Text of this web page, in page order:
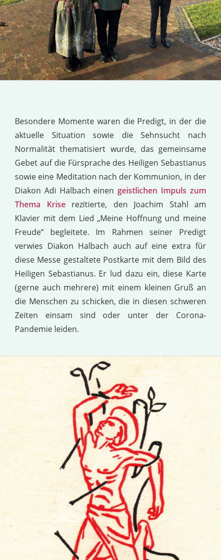
Besondere Momente waren die Predigt, in der die
aktuelle Situation sowie die Sehnsucht nach
Normalität thematisiert wurde, das gemeinsame
Gebet auf die Fürsprache des Heiligen Sebastianus
sowie eine Meditation nach der Kommunion, in der
Diakon Adi Halbach einengeistlichen Impuls zum
Thema Kriserezitierte, den Joachim Stahl am
Klavier mit dem Lied „Meine Hoffnung und meine
Freude“ begleitete. Im Rahmen seiner Predigt
verwies Diakon Halbach auch auf eine extra für
diese Messe gestaltete Postkarte mit dem Bild des
Heiligen Sebastianus. Er lud dazu ein, diese Karte
(gerne auch mehrere) mit einem kleinen Gruß an
die Menschen zu schicken, die in diesen schweren
Zeiten einsam sind oder unter der Corona-
Pandemie leiden.